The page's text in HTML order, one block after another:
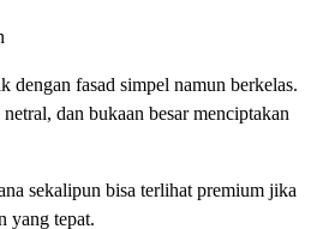
dengan fasad simpel namun berkelas.
dan bukaan besar menciptakan
sekalipun bisa terlihat premium jika
yang tepat.